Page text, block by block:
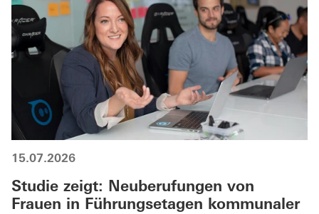
15.07.2026
Studie zeigt: Neuberufungen von
Frauen in Führungsetagen kommunaler